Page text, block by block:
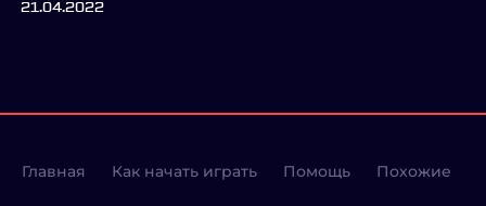
21.04.2022
Главная Как начать играть Помощь Похожие